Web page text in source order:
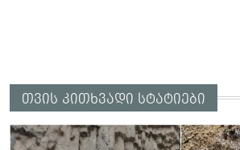
თვის კითხვადი სტატიები